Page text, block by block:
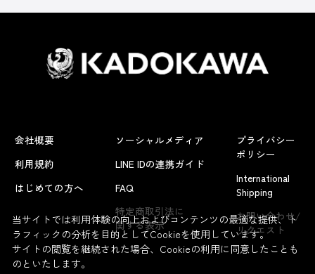
会社概要
利用規約
はじめての方へ
ソーシャルメディア
LINE IDの連携ガイド
FAQ
特定商取引法に
関する表示
プライバシー
ポリシー
International
Shipping
お問い合わせ/
リクエスト
当サイトでは利用体験の向上およびコンテンツの最適な提供、ト
ラフィックの分析を目的としてCookieを使用しています。
サイトの閲覧を継続された場合、Cookieの利用に同意したことも
のといたします。